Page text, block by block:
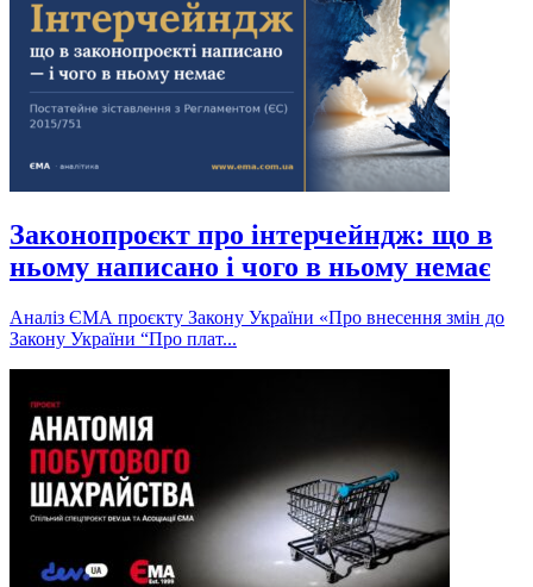
Законопроєкт про інтерчейндж: що в
ньому написано і чого в ньому немає
Аналіз ЄМА проєкту Закону України «Про внесення змін до
Закону України “Про плат...